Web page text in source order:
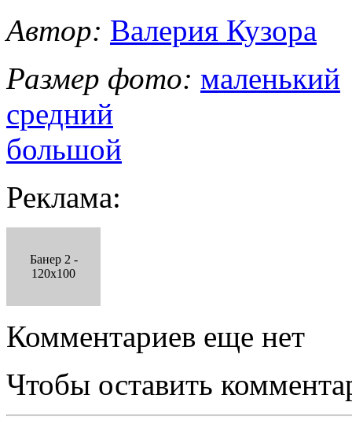
Автор: Валерия Кузора
Размер фото: маленький
средний
большой
Реклама:
Банер 2 -
120x100
Комментариев еще нет
Чтобы оставить